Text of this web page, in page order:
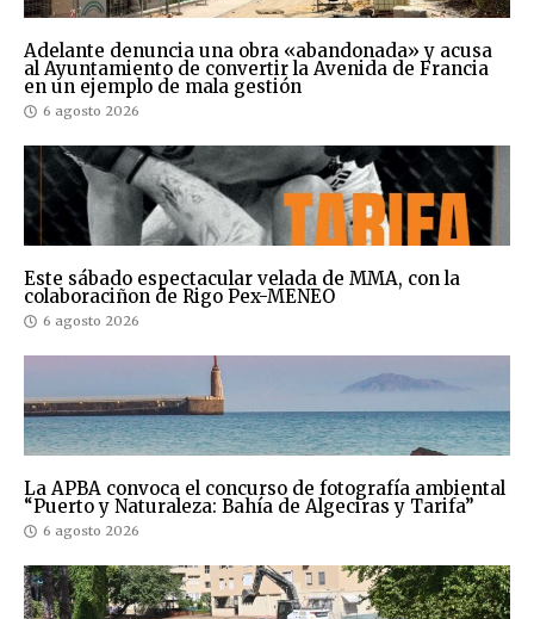
Adelante denuncia una obra «abandonada» y acusa
al Ayuntamiento de convertir la Avenida de Francia
en un ejemplo de mala gestión
6 agosto 2026
Este sábado espectacular velada de MMA, con la
colaboraciñon de Rigo Pex-MENEO
6 agosto 2026
La APBA convoca el concurso de fotografía ambiental
“Puerto y Naturaleza: Bahía de Algeciras y Tarifa”
6 agosto 2026